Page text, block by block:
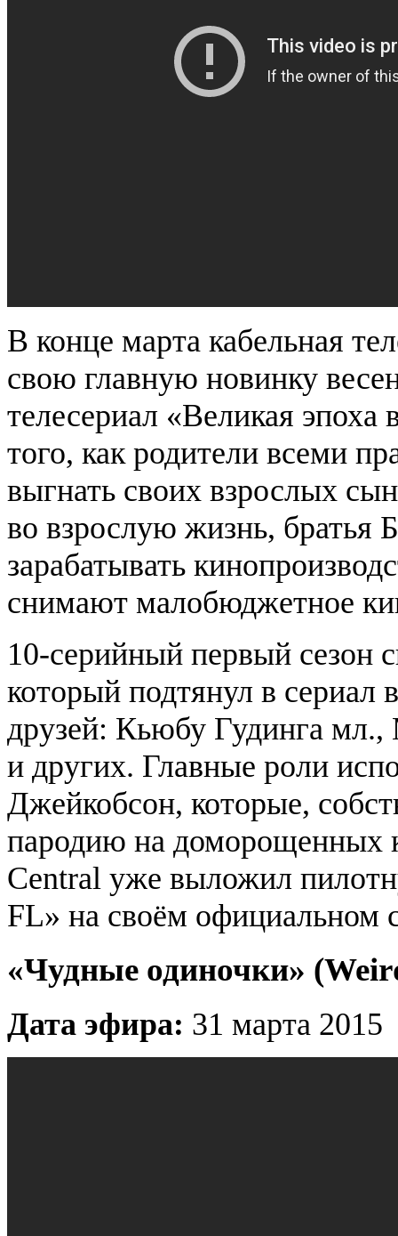
В конце марта кабельная
свою главную новинку
телесериал «Великая
того, как родители всеми
выгнать своих взрослых
во взрослую жизнь,
зарабатывать
снимают малобюджетное
10-серийный первый сезон
который подтянул в сериал
друзей: Кьюбу Гудинга
и других. Главные роли
Джейкобсон, которые,
пародию на доморощенных
Central уже выложил
FL» на своём официальном
«Чудные одиночки»
Дата эфира: 31 марта 2015